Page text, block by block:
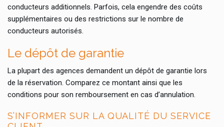
conducteurs additionnels. Parfois, cela engendre des coûts
supplémentaires ou des restrictions sur le nombre de
conducteurs autorisés.
Le dépôt de garantie
La plupart des agences demandent un dépôt de garantie lors
de la réservation. Comparez ce montant ainsi que les
conditions pour son remboursement en cas d’annulation.
S’INFORMER SUR LA QUALITÉ DU SERVICE